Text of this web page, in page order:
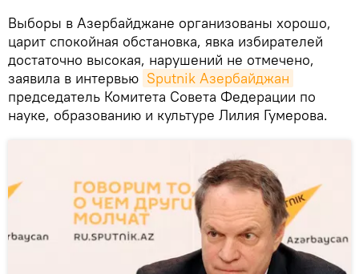
Выборы в Азербайджане организованы хорошо,
царит спокойная обстановка, явка избирателей
достаточно высокая, нарушений не отмечено,
заявила в интервью Sputnik Азербайджан
председатель Комитета Совета Федерации по
науке, образованию и культуре Лилия Гумерова.